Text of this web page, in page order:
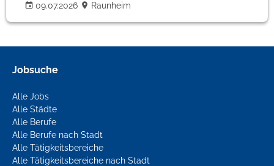
09.07.2026
Raunheim
Jobsuche
Alle Jobs
Alle Städte
Alle Berufe
Alle Berufe nach Stadt
Alle Tätigkeitsbereiche
Alle Tätigkeitsbereiche nach Stadt